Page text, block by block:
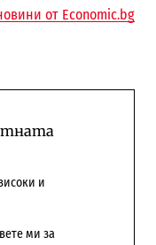
от Economic.bg
и
ми за